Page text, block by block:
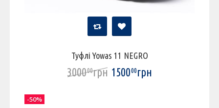
Туфлі Yowas 11 NEGRO
300000грн 150000грн
-50%